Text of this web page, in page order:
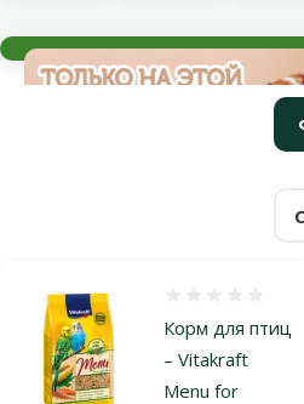
Продукты в категории Кормовые
Корм для птиц
– Vitakraft
Menu for